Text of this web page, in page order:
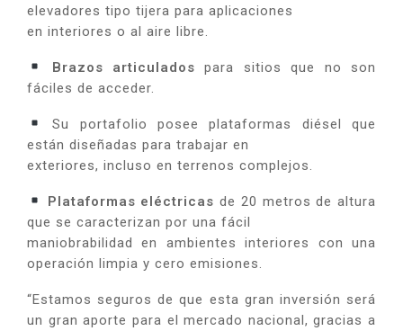
elevadores tipo tijera para aplicaciones
en interiores o al aire libre.
Brazos articuladospara sitios que no son
fáciles de acceder.
Su portafolio posee plataformas diésel que
están diseñadas para trabajar en
exteriores, incluso en terrenos complejos.
Plataformas eléctricas de 20 metros de altura
que se caracterizan por una fácil
maniobrabilidad en ambientes interiores con una
operación limpia y cero emisiones.
“Estamos seguros de que esta gran inversión será
un gran aporte para el mercado nacional, gracias a